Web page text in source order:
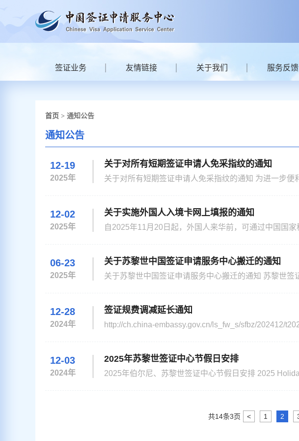
签证业务 友情链接 关于我们 服务反馈
首页 > 通知公告
通知公告
12-19
2025年
关于对所有短期签证申请人免采指纹的通知
关于对所有短期签证申请人免采指纹的通知 为进一步便利签证申请人，自即日起至2026年12月31日，中国驻外
12-02
2025年
关于实施外国人入境卡网上填报的通知
自2025年11月20日起，外国人来华前，可通过中国国
06-23
2025年
关于苏黎世中国签证申请服务中心搬迁的通知
关于苏黎世中国签证申请服务中心搬迁的通知 苏黎世签证中国申请服务中心自2025年6月30日（星期一）将搬
12-28
2024年
签证规费调减延长通知
http://ch.china-embassy.gov.cn/ls_fw_s/sfbz/202412/
12-03
2024年
2025年苏黎世签证中心节假日安排
2025年伯尔尼、苏黎世签证中心节假日安排 2025 Holidays Notice of Chinese Visa Centers in Bern and Zurich
共14条3页 < 1 2